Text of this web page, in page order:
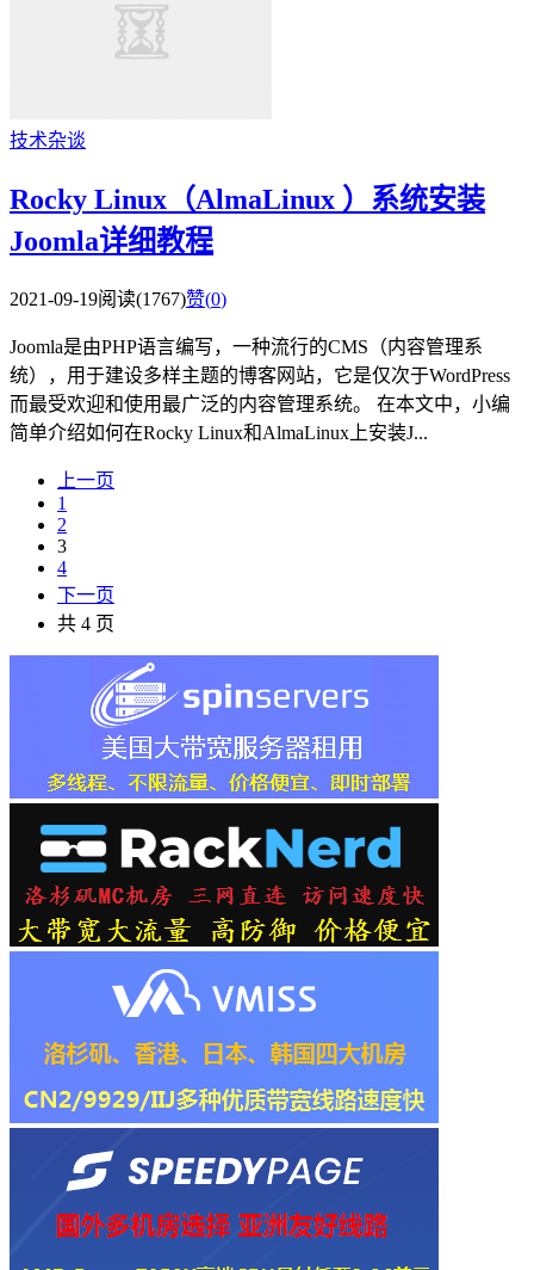
技术杂谈
Rocky Linux（AlmaLinux ）系统安装
Joomla详细教程
2021-09-19阅读(1767)赞(0)
Joomla是由PHP语言编写，一种流行的CMS（内容管理系
统），用于建设多样主题的博客网站，它是仅次于WordPress
而最受欢迎和使用最广泛的内容管理系统。 在本文中，小编
简单介绍如何在Rocky Linux和AlmaLinux上安装J...
上一页
1
2
3
4
下一页
共 4 页